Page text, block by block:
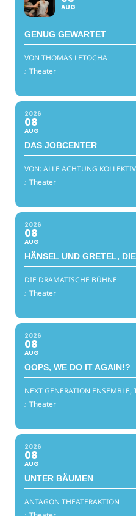
AUG
GENUG GEWARTET
VON THOMAS LETOCHA
: Theater
2026
08
AUG
DAS JOBCENTER
VON: ALLE ACHTUNG KOLLEKTIV
: Theater
2026
08
AUG
HÄNSEL UND GRETEL,
DIE DRAMATISCHE BÜHNE
: Theater
2026
08
AUG
OOPS, WE DO IT AGAIN!?
NEXT GENERATION ENSEMBLE,
: Theater
2026
08
AUG
UNTER BÄUMEN
ANTAGON THEATERAKTION